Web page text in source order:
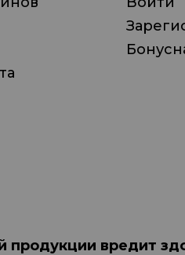
продукции вредит